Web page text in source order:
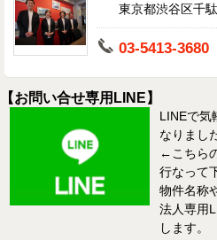
東京都渋谷区千
03-5413-3680
【お問い合せ専用LINE】
LINEで気
なりまし
←こちら
行なって
物件名称
法人専用
します。